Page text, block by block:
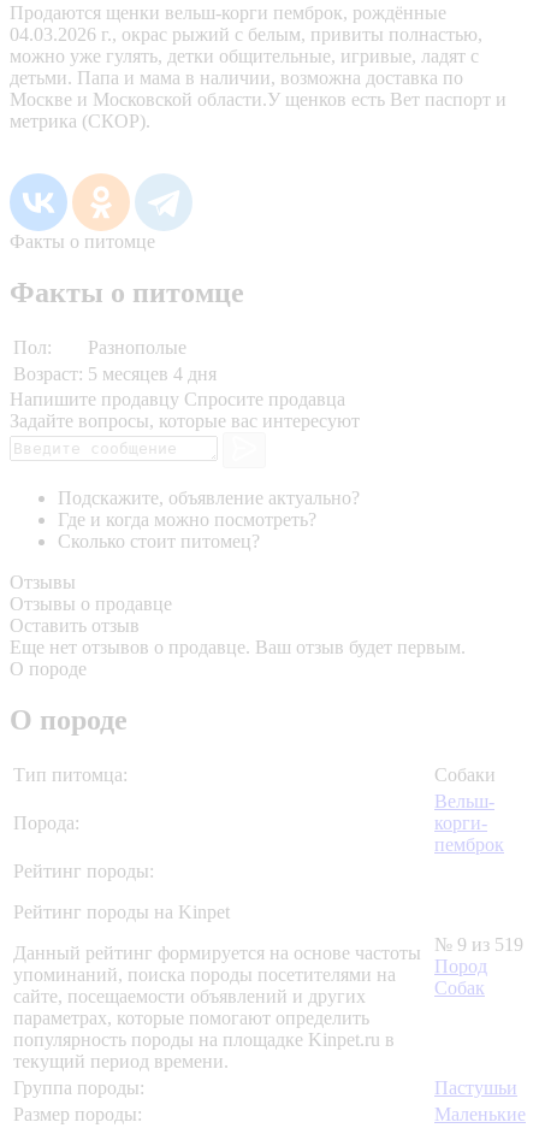
Продаются щенки вельш-корги пемброк, рождённые
04.03.2026 г., окрас рыжий с белым, привиты полнастью,
можно уже гулять, детки общительные, игривые, ладят с
детьми. Папа и мама в наличии, возможна доставка по
Москве и Московской области.У щенков есть Вет паспорт и
метрика (СКОР).
Факты о питомце
Факты о питомце
Пол:
Разнополые
Возраст: 5 месяцев 4 дня
Напишите продавцу Спросите продавца
Задайте вопросы, которые вас интересуют
Подскажите, объявление актуально?
Где и когда можно посмотреть?
Сколько стоит питомец?
Отзывы
Отзывы о продавце
Оставить отзыв
Еще нет отзывов о продавце. Ваш отзыв будет первым.
О породе
О породе
Тип питомца: Собаки
Порода:
Вельш-
корги-
пемброк
Рейтинг породы:
Рейтинг породы на Kinpet
Данный рейтинг формируется на основе частоты
упоминаний, поиска породы посетителями на
сайте, посещаемости объявлений и других
параметрах, которые помогают определить
популярность породы на площадке Kinpet.ru в
текущий период времени.
№ 9 из 519
Пород
Собак
Группа породы:
Пастушьи
Размер породы:
Маленькие